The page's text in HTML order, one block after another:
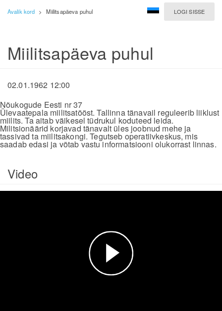
LOGI SISSE
Avalik kord > Miilitsapäeva puhul
Miilitsapäeva puhul
02.01.1962 12:00
Nõukogude Eesti nr 37
Ülevaatepala miilitsatööst. Tallinna tänavail reguleerib liiklust
miilits. Ta aitab väikesel tüdrukul koduteed leida.
Militsionäärid korjavad tänavalt üles joobnud mehe ja
tassivad ta miilitsakongi. Tegutseb operatiivkeskus, mis
saadab edasi ja võtab vastu informatsiooni olukorrast linnas.
Video
Esita